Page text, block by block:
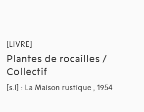
[LIVRE]
Plantes de rocailles /
Collectif
[s.l] : La Maison rustique , 1954